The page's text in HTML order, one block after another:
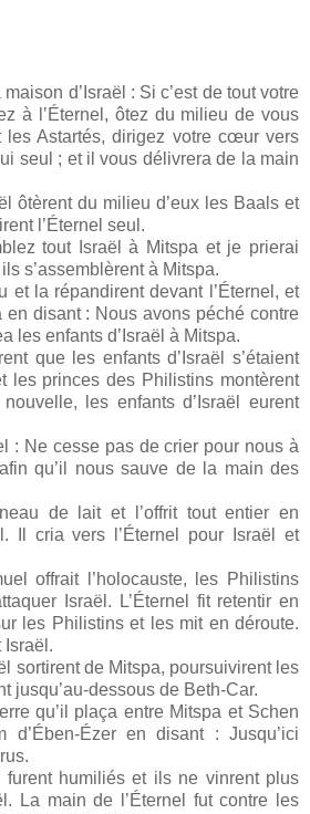
d’Israël : Si c’est de tout votre
à l’Éternel, ôtez du milieu de vous
les Astartés, dirigez votre cœur vers
seul ; et il vous délivrera de la main
ôtèrent du milieu d’eux les Baals et
l’Éternel seul.
tout Israël à Mitspa et je prierai
s’assemblèrent à Mitspa.
et la répandirent devant l’Éternel, et
disant : Nous avons péché contre
les enfants d’Israël à Mitspa.
que les enfants d’Israël s’étaient
les princes des Philistins montèrent
les enfants d’Israël eurent
: Ne cesse pas de crier pour nous à
qu’il nous sauve de la main des
de lait et l’offrit tout entier en
Il cria vers l’Éternel pour Israël et
offrait l’holocauste, les Philistins
Israël. L’Éternel fit retentir en
les Philistins et les mit en déroute.
Israël.
sortirent de Mitspa, poursuivirent les
jusqu’au-dessous de Beth-Car.
qu’il plaça entre Mitspa et Schen
Ézer en disant : Jusqu’ici
humiliés et ils ne vinrent plus
La main de l’Éternel fut contre les